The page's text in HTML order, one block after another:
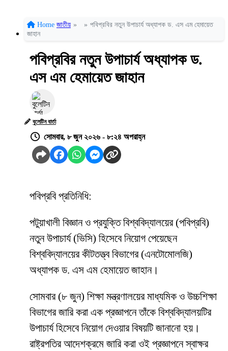
Home জাতীয় » » পবিপ্রবির নতুন উপাচার্য অধ্যাপক ড. এস এম হেমায়েত
জাহান
পবিপ্রবির নতুন উপাচার্য অধ্যাপক ড.
এস এম হেমায়েত জাহান
বুলেটিন বার্তা
সোমবার, ৮ জুন ২০২৬ - ৮:২৪ অপরাহ্ন
পবিপ্রবি প্রতিনিধি:
পটুয়াখালী বিজ্ঞান ও প্রযুক্তি বিশ্ববিদ্যালয়ের (পবিপ্রবি)
নতুন উপাচার্য (ভিসি) হিসেবে নিয়োগ পেয়েছেন
বিশ্ববিদ্যালয়ের কীটতত্ত্ব বিভাগের (এনটোমোলজি)
অধ্যাপক ড. এস এম হেমায়েত জাহান।
সোমবার (৮ জুন) শিক্ষা মন্ত্রণালয়ের মাধ্যমিক ও উচ্চশিক্ষা
বিভাগের জারি করা এক প্রজ্ঞাপনে তাঁকে বিশ্ববিদ্যালয়টির
উপাচার্য হিসেবে নিয়োগ দেওয়ার বিষয়টি জানানো হয়।
রাষ্ট্রপতির আদেশক্রমে জারি করা ওই প্রজ্ঞাপনে স্বাক্ষর